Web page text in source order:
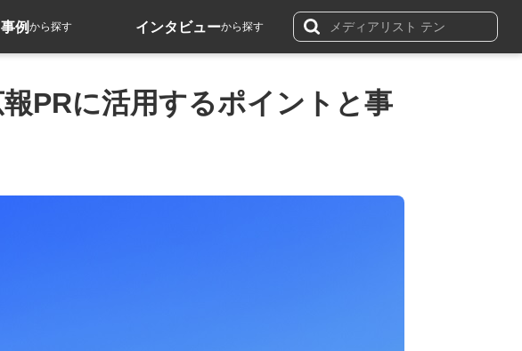
事例から探す インタビューから探す
PRに活用するポイントと事